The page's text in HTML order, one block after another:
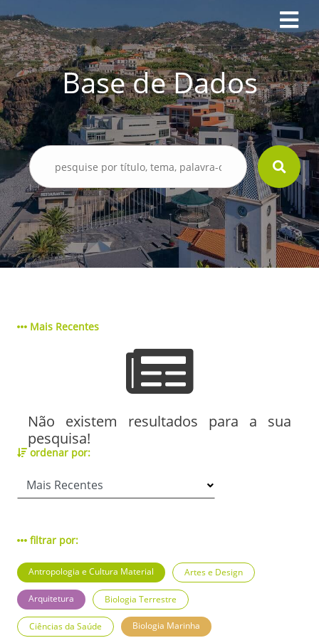
Base de Dados
Mais Recentes
Não existem resultados para a sua
pesquisa!
ordenar por:
filtrar por:
Antropologia e Cultura Material Artes e Design
Arquitetura Biologia Terrestre
Ciências da Saúde Biologia Marinha